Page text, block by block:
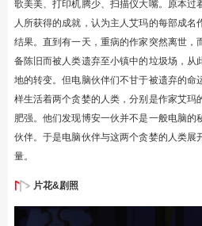
歌美美、打印机腾少、扫描仪大嘴。原本过
人所获得的成就，认为主人艾玛的每部成
结果。直到有一天，重病的作家突然离世，
备陈旧而被人类遗弃至小镇中的垃圾场，从
地的转变。但电脑伙伴们不甘于被遗弃的命
样生活着两个贪婪的人类，分别是作家艾玛
肥强。他们发现博安一伙并不是一般电脑
伙伴。于是电脑伙伴与这两个贪婪的人类展
量。
片花&剧照